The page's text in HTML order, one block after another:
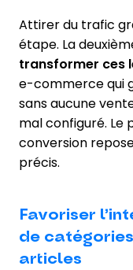
Attirer du trafic
étape. La
transformer ces
e-commerce qui
sans aucune
mal configuré. Le
conversion
précis.
Favoriser
de
articles